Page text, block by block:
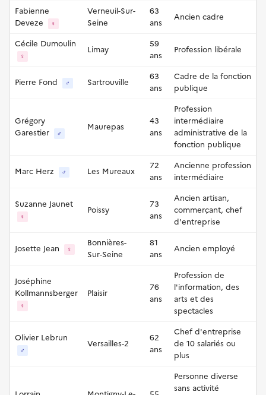
Fabienne
Deveze
♀
Verneuil-Sur-
Seine
63
ans
Ancien cadre
Cécile Dumoulin
♀
Limay
59
ans
Profession libérale
Pierre Fond ♂ Sartrouville
63
ans
Cadre de la fonction
publique
Grégory
Garestier
♂
Maurepas
43
ans
Profession
intermédiaire
administrative de la
fonction publique
Marc Herz ♂ Les Mureaux
72
ans
Ancienne profession
intermédiaire
Suzanne Jaunet
♀
Poissy
73
ans
Ancien artisan,
commerçant, chef
d'entreprise
Josette Jean ♀
Bonnières-
Sur-Seine
81
ans
Ancien employé
Joséphine
Kollmannsberger
♀
Plaisir
76
ans
Profession de
l'information, des
arts et des
spectacles
Olivier Lebrun
♂
Versailles-2
62
ans
Chef d'entreprise
de 10 salariés ou
plus
Personne diverse
sans activité